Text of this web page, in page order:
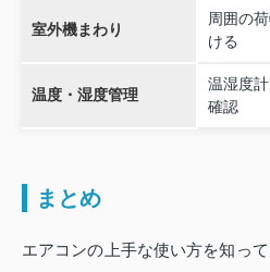
室外機まわり
周囲の
ける
温度・湿度管理
温湿度
確認
まとめ
エアコンの上手な使い方を知っ